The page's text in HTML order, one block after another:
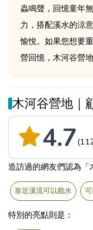
蟲鳴聲，回憶童年
力，搭配溪水的涼
愉悅。如果您想要
營回憶，木河谷營
木河谷營地｜
4.7
造訪過的網友們認為「
靠近溪流可以戲水
特別的亮點則是：